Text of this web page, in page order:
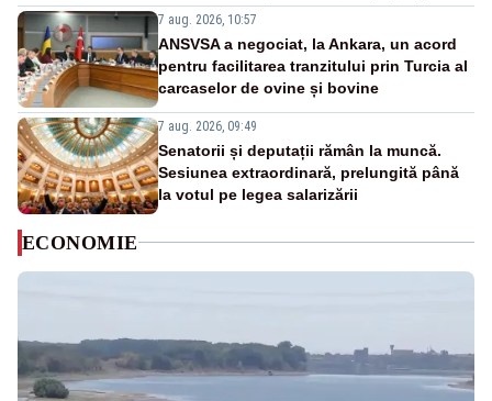
7 aug. 2026, 10:57
ANSVSA a negociat, la Ankara, un acord
pentru facilitarea tranzitului prin Turcia al
carcaselor de ovine și bovine
7 aug. 2026, 09:49
Senatorii și deputații rămân la muncă.
Sesiunea extraordinară, prelungită până
la votul pe legea salarizării
ECONOMIE